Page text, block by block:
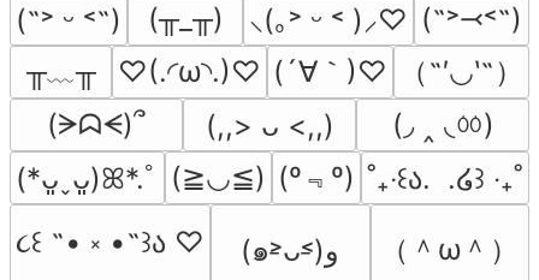
(˶˃ ᵕ ˂˶)
(╥_╥) ⸜(｡˃ ᵕ ˂ )⸝♡ (˶˃⤙˂˶)
╥﹏╥
♡(.◜ω◝.)♡ (´∀｀)♡
（˶′◡‵˶）
(ᗒᗣᗕ)՞
(,,> ᴗ <,,)
(◞ ‸ ◟ㆀ)
(*ᴗ͈ˬᴗ͈)ꕤ*.ﾟ (≧◡≦) (º﹃º) ˚₊‧꒰ა.  .໒꒱ ‧₊˚
૮꒰ ˶• ༝ •˶꒱ა ♡
(๑˃̵ᴗ˂̵)و （＾ω＾）